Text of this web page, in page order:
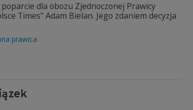
dla obozu Zjednoczonej Prawicy
Times" Adam Bielan. Jego zdaniem decyzja
prawica